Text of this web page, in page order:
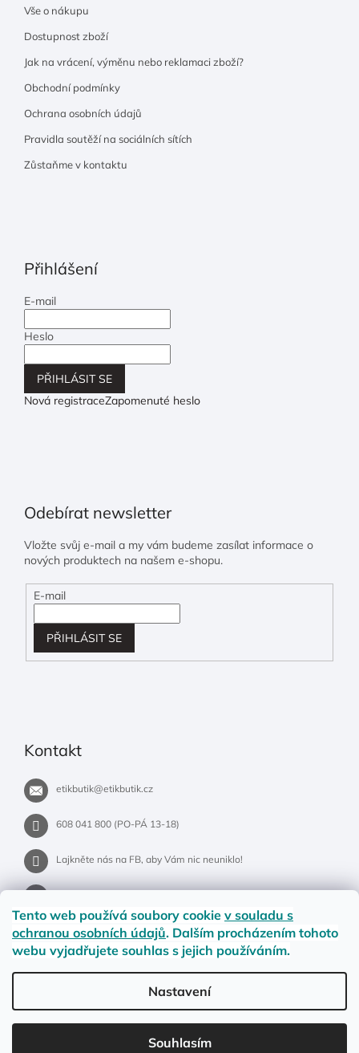
Tento web používá soubory cookie v souladu s
ochranou osobních údajů. Dalším procházením tohoto
webu vyjadřujete souhlas s jejich používáním.
Nastavení
Souhlasím
LETNÍ DOPRAVA ZDARMA pro objednávky nad 900,- na pobočky
Vše o nákupu
Dostupnost zboží
Jak na vrácení, výměnu nebo reklamaci zboží?
Obchodní podmínky
Ochrana osobních údajů
Pravidla soutěží na sociálních sítích
Zůstaňme v kontaktu
Přihlášení
E-mail
Heslo
PŘIHLÁSIT SE
Nová registraceZapomenuté heslo
Odebírat newsletter
Vložte svůj e-mail a my vám budeme zasílat informace o
nových produktech na našem e-shopu.
E-mail
PŘIHLÁSIT SE
Kontakt
etikbutik@etikbutik.cz
608 041 800 (PO-PÁ 13-18)
Lajkněte nás na FB, aby Vám nic neuniklo!
Jak na vrácení nebo reklamaci?
Obchodní podmínky Ochrana osobních údajů